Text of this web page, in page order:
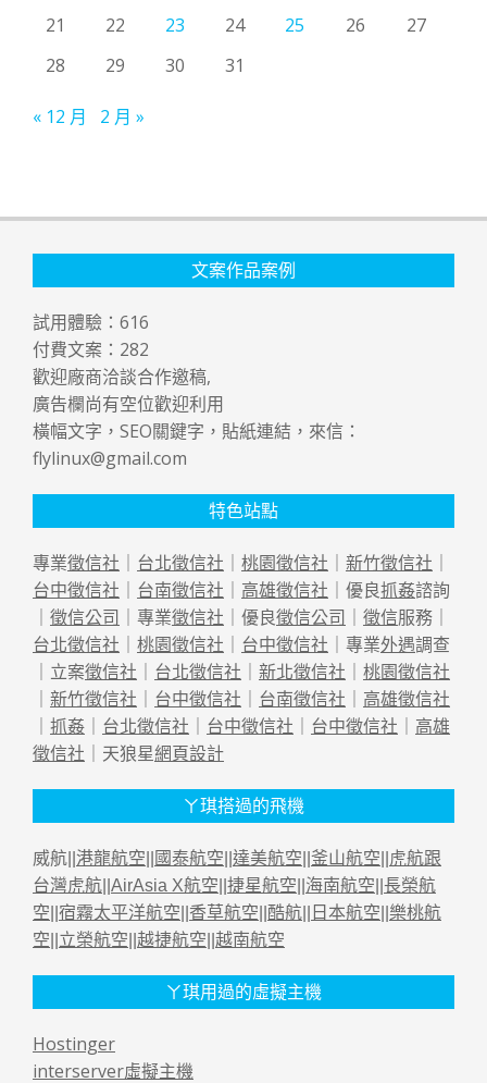
21
22 23 24 25 26
27
28
29 30 31
« 12 月 2 月 »
文案作品案例
試用體驗： 616
付費文案： 282
歡迎廠商洽談合作邀稿,
廣告欄尚有空位歡迎利用
橫幅文字，SEO關鍵字，貼紙連結，來信：
flylinux@gmail.com
特色站點
專業徵信社 ｜ 台北徵信社 ｜ 桃園徵信社 ｜ 新竹徵信社 ｜
台中徵信社 ｜ 台南徵信社 ｜ 高雄徵信社 ｜優良抓姦諮詢
｜ 徵信公司 ｜專業徵信社 ｜優良徵信公司 ｜ 徵信服務｜
台北徵信社 ｜ 桃園徵信社 ｜ 台中徵信社 ｜專業外遇調查
｜立案徵信社 ｜ 台北徵信社 ｜ 新北徵信社 ｜ 桃園徵信社
｜ 新竹徵信社 ｜ 台中徵信社 ｜ 台南徵信社 ｜ 高雄徵信社
｜ 抓姦 ｜ 台北徵信社 ｜ 台中徵信社 ｜ 台中徵信社 ｜ 高雄
徵信社 ｜天狼星網頁設計
ㄚ琪搭過的飛機
威航|| 港龍航空 國泰航空 達美航空 釜山航空
虎航跟
台灣虎航 AirAsia X航空 捷星航空 海南航空 長榮航
空 宿霧太平洋航空 香草航空 酷航 日本航空 樂桃航
空 立榮航空 越捷航空 越南航空
ㄚ琪用過的虛擬主機
Hostinger
interserver虛擬主機